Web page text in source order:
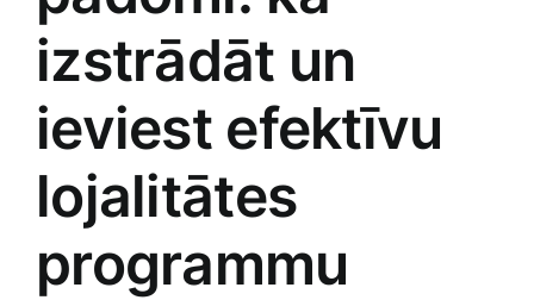
izstrādāt un
ieviest ​efektīvu
lojalitātes
programmu